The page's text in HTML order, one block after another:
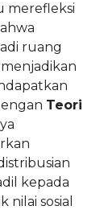
merefleksi
ruang
Teori
kepada
sosial